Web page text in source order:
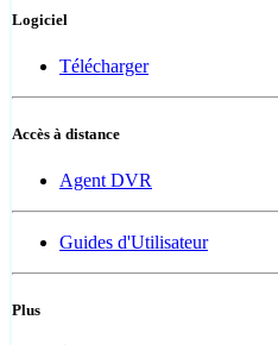
Logiciel
Télécharger
Accès à distance
Agent DVR
Guides d'Utilisateur
Plus